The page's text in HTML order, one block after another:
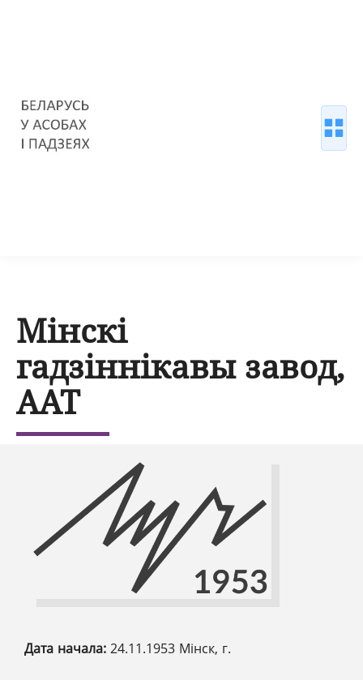
Мінскі
гадзіннікавы завод,
ААТ
Дата начала: 24.11.1953 Мінск, г.